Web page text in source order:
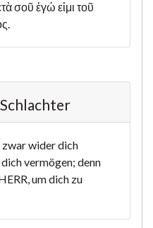
σοῦ ἐγώ εἰμι τοῦ
zwar wider dich
vermögen; denn
um dich zu